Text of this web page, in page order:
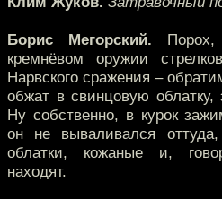
Борис Мегорский. Порох,
кремнёвом оружии
Нарвского сражения –
обжат в свинцовую облатку,
Ну собственно, в курок
он не вываливался
облатки, кожаные и,
находят.